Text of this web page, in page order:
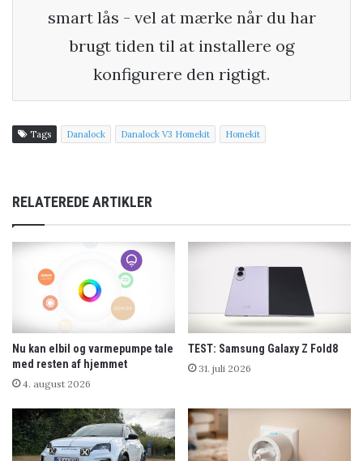
smart lås - vel at mærke når du har
brugt tiden til at installere og
konfigurere den rigtigt.
Tags Danalock Danalock V3 Homekit Homekit
RELATEREDE ARTIKLER
Nu kan elbil og varmepumpe tale
med resten af hjemmet
4. august 2026
TEST: Samsung Galaxy Z Fold8
31. juli 2026